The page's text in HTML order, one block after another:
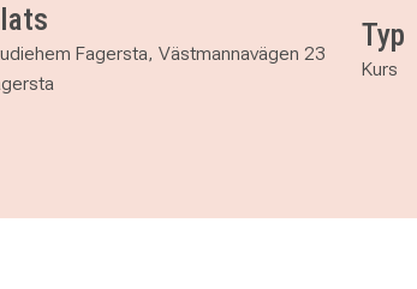
Fagersta, Västmannavägen 23
Typ
Kurs
- Fagersta